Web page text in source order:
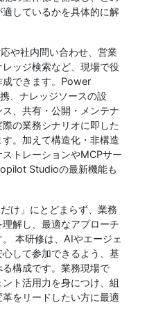
しているかを具体的に解
や社内問い合わせ、営業
ッジ検索など、現場で役
成できます。Power
、ナレッジソースの設
、共有・公開・メンテナ
の業務シナリオに即した
。加えて構造化・非構造
トレーションやMCPサー
Studioの最新機能も
け」にとどまらず、業務
解し、最適なアプローチ
本研修は、AIやエージェ
して参加できるよう、基
構成です。業務現場で
ト活用力を身につけ、組
をリードしたい方に最適